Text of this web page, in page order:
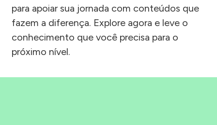
para apoiar sua jornada com conteúdos que
fazem a diferença. Explore agora e leve o
conhecimento que você precisa para o
próximo nível.